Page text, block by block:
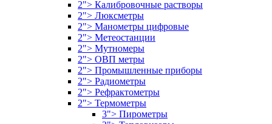
2"> Калибровочные растворы
2"> Люксметры
2"> Манометры цифровые
2"> Метеостанции
2"> Мутномеры
2"> ОВП метры
2"> Промышленные приборы
2"> Радиометры
2"> Рефрактометры
2"> Термометры
3"> Пирометры